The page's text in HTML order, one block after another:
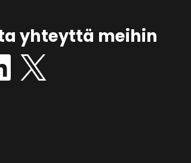
yhteyttä meihin